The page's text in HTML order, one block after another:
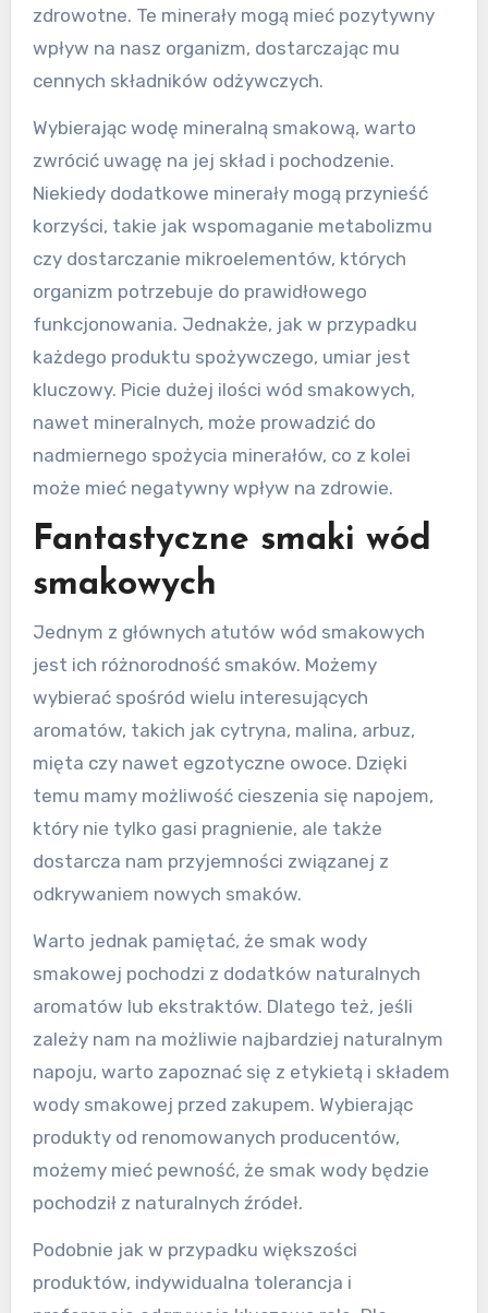
zdrowotne. Te minerały mogą mieć pozytywny
wpływ na nasz organizm, dostarczając mu
cennych składników odżywczych.
Wybierając wodę mineralną smakową, warto
zwrócić uwagę na jej skład i pochodzenie.
Niekiedy dodatkowe minerały mogą przynieść
korzyści, takie jak wspomaganie metabolizmu
czy dostarczanie mikroelementów, których
organizm potrzebuje do prawidłowego
funkcjonowania. Jednakże, jak w przypadku
każdego produktu spożywczego, umiar jest
kluczowy. Picie dużej ilości wód smakowych,
nawet mineralnych, może prowadzić do
nadmiernego spożycia minerałów, co z kolei
może mieć negatywny wpływ na zdrowie.
Fantastyczne smaki wód
smakowych
Jednym z głównych atutów wód smakowych
jest ich różnorodność smaków. Możemy
wybierać spośród wielu interesujących
aromatów, takich jak cytryna, malina, arbuz,
mięta czy nawet egzotyczne owoce. Dzięki
temu mamy możliwość cieszenia się napojem,
który nie tylko gasi pragnienie, ale także
dostarcza nam przyjemności związanej z
odkrywaniem nowych smaków.
Warto jednak pamiętać, że smak wody
smakowej pochodzi z dodatków naturalnych
aromatów lub ekstraktów. Dlatego też, jeśli
zależy nam na możliwie najbardziej naturalnym
napoju, warto zapoznać się z etykietą i składem
wody smakowej przed zakupem. Wybierając
produkty od renomowanych producentów,
możemy mieć pewność, że smak wody będzie
pochodził z naturalnych źródeł.
Podobnie jak w przypadku większości
produktów, indywidualna tolerancja i